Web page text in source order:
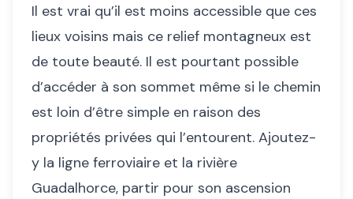
Il est vrai qu’il est moins accessible que ces
lieux voisins mais ce relief montagneux est
de toute beauté. Il est pourtant possible
d’accéder à son sommet même si le chemin
est loin d’être simple en raison des
propriétés privées qui l’entourent. Ajoutez-
y la ligne ferroviaire et la rivière
Guadalhorce, partir pour son ascension